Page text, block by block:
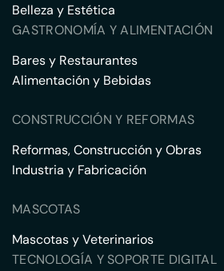
Belleza y Estética
GASTRONOMÍA Y ALIMENTACIÓN
Bares y Restaurantes
Alimentación y Bebidas
CONSTRUCCIÓN Y REFORMAS
Reformas, Construcción y Obras
Industria y Fabricación
MASCOTAS
Mascotas y Veterinarios
TECNOLOGÍA Y SOPORTE DIGITAL